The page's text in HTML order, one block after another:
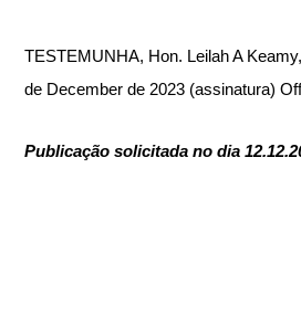
TESTEMUNHA, Hon. Leilah A
de December de 2023 (assinatura)
Publicação solicitada no dia